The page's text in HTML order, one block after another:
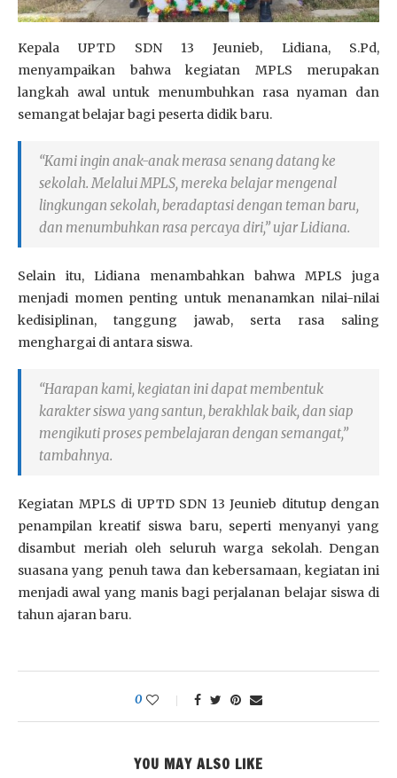
Kepala UPTD SDN 13 Jeunieb, Lidiana, S.Pd,
menyampaikan bahwa kegiatan MPLS merupakan
langkah awal untuk menumbuhkan rasa nyaman dan
semangat belajar bagi peserta didik baru.
“Kami ingin anak-anak merasa senang datang ke
sekolah. Melalui MPLS, mereka belajar mengenal
lingkungan sekolah, beradaptasi dengan teman baru,
dan menumbuhkan rasa percaya diri,” ujar Lidiana.
Selain itu, Lidiana menambahkan bahwa MPLS juga
menjadi momen penting untuk menanamkan nilai-nilai
kedisiplinan, tanggung jawab, serta rasa saling
menghargai di antara siswa.
“Harapan kami, kegiatan ini dapat membentuk
karakter siswa yang santun, berakhlak baik, dan siap
mengikuti proses pembelajaran dengan semangat,”
tambahnya.
Kegiatan MPLS di UPTD SDN 13 Jeunieb ditutup dengan
penampilan kreatif siswa baru, seperti menyanyi yang
disambut meriah oleh seluruh warga sekolah. Dengan
suasana yang penuh tawa dan kebersamaan, kegiatan ini
menjadi awal yang manis bagi perjalanan belajar siswa di
tahun ajaran baru.
0
YOU MAY ALSO LIKE